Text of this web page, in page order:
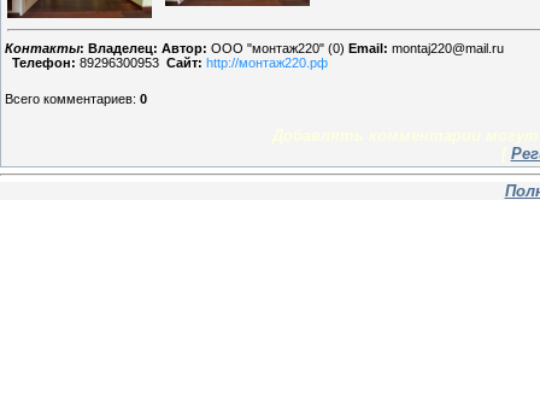
Контакты: Владелец: Автор: ООО "монтаж220" (0) Email: montaj220@mail.ru
Телефон: 89296300953 Сайт: http://монтаж220.рф
Всего комментариев: 0